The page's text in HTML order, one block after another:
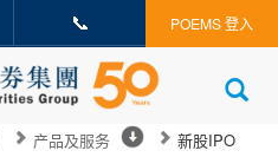
📞 POEMS 登入
产品及服务 新股IPO